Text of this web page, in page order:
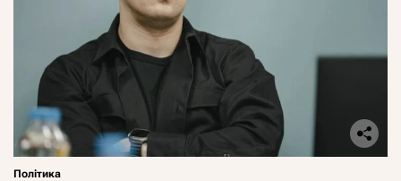
Політика